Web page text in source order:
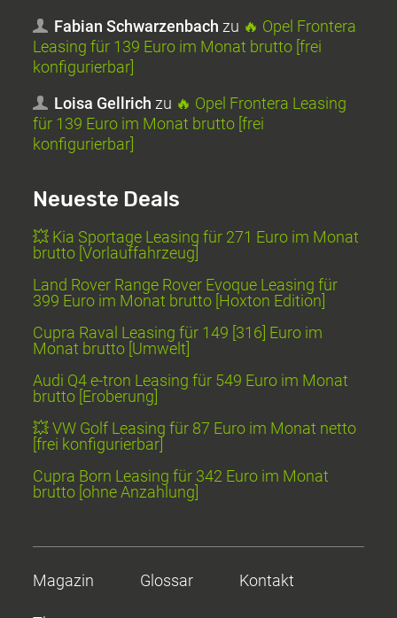
Fabian Schwarzenbach zu 🔥 Opel Frontera
Leasing für 139 Euro im Monat brutto [frei
konfigurierbar]
Loisa Gellrich zu 🔥 Opel Frontera Leasing
für 139 Euro im Monat brutto [frei
konfigurierbar]
Neueste Deals
💥 Kia Sportage Leasing für 271 Euro im Monat
brutto [Vorlauffahrzeug]
Land Rover Range Rover Evoque Leasing für
399 Euro im Monat brutto [Hoxton Edition]
Cupra Raval Leasing für 149 [316] Euro im
Monat brutto [Umwelt]
Audi Q4 e-tron Leasing für 549 Euro im Monat
brutto [Eroberung]
💥 VW Golf Leasing für 87 Euro im Monat netto
[frei konfigurierbar]
Cupra Born Leasing für 342 Euro im Monat
brutto [ohne Anzahlung]
Magazin Glossar Kontakt